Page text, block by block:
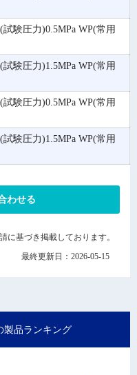
験圧力)0.5MPa WP(常用
験圧力)1.5MPa WP(常用
験圧力)0.5MPa WP(常用
験圧力)1.5MPa WP(常用
わせる
に基づき掲載しております。
最終更新日：2026-05-15
製品ランキング